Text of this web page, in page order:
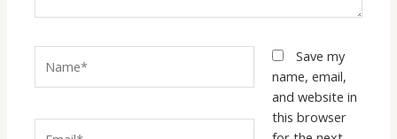
Save my
name, email,
and website in
this browser